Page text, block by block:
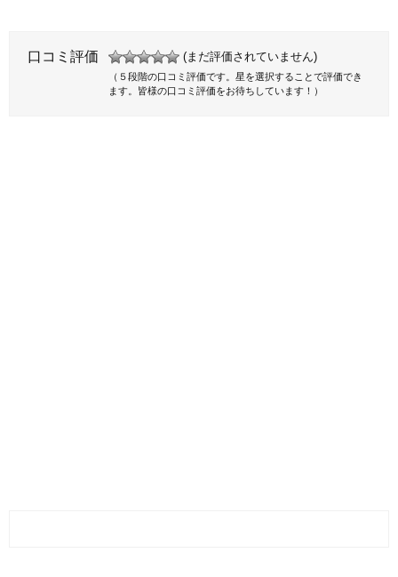
口コミ評価 (まだ評価されていません)
（５段階の口コミ評価です。星を選択することで評価でき
ます。皆様の口コミ評価をお待ちしています！）